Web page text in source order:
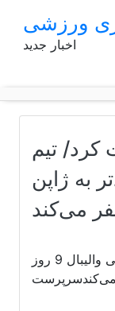
ورزشی
اخبار جدید
کرد/ تیم
زودتر به ژاپن
می‌کند
لوزانو با ولاسکو مشورت کرد/ تیم ملی والیبال 9 روز
می‌کندسرپرست